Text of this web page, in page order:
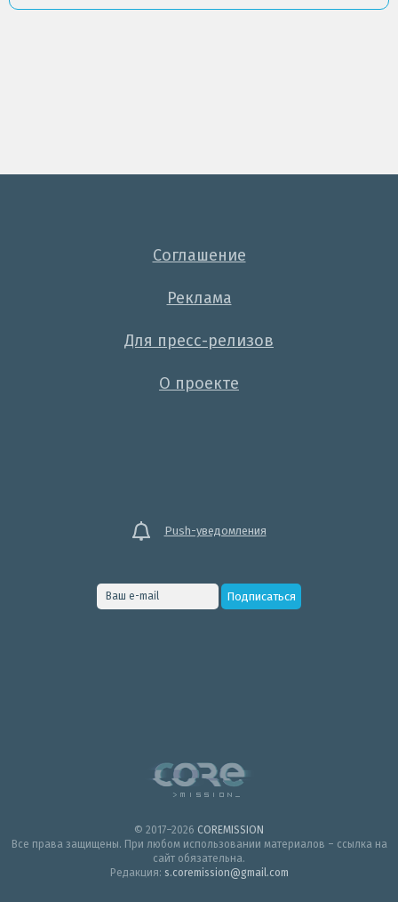
Соглашение
Реклама
Для пресс-релизов
О проекте
Push-уведомления
© 2017–2026 COREMISSION
Все права защищены. При любом использовании материалов – ссылка на
сайт обязательна.
Редакция: s.coremission@gmail.com